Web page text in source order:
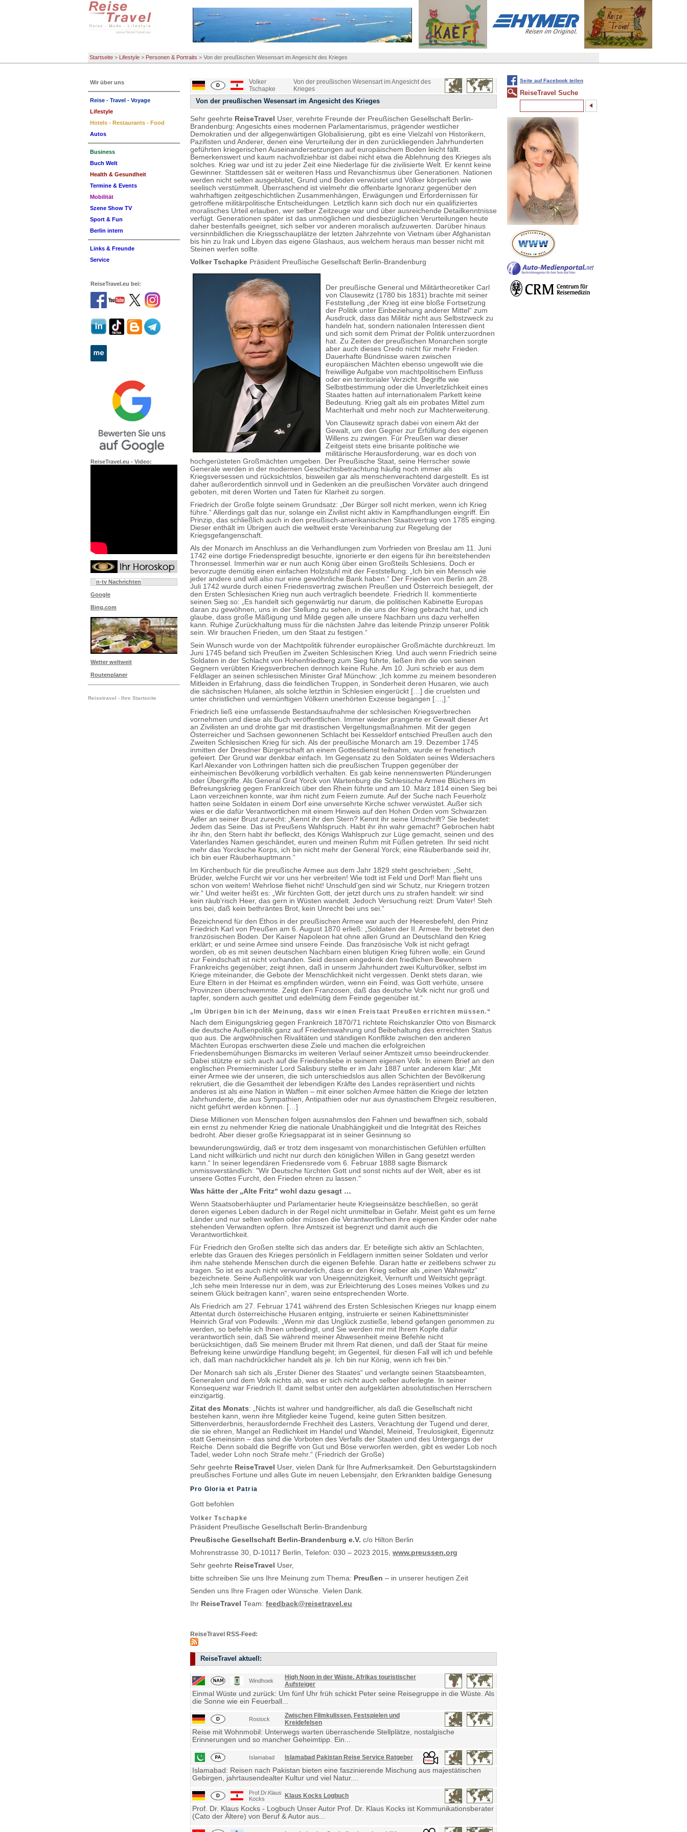
Startseite > Lifestyle > Personen & Portraits > Von der preußischen Wesensart im Angesicht des Krieges
Volker
Tschapke
Von der preußischen Wesensart im Angesicht des
Krieges
Von der preußischen Wesensart im Angesicht des Krieges
Sehr geehrte ReiseTravel User, verehrte Freunde der Preußischen Gesellschaft Berlin-
Brandenburg: Angesichts eines modernen Parlamentarismus, prägender westlicher
Demokratien und der allgegenwärtigen Globalisierung, gibt es eine Vielzahl von Historikern,
Pazifisten und Anderer, denen eine Verurteilung der in den zurückliegenden Jahrhunderten
geführten kriegerischen Auseinandersetzungen auf europäischem Boden leicht fällt.
Bemerkenswert und kaum nachvollziehbar ist dabei nicht etwa die Ablehnung des Krieges als
solches. Krieg war und ist zu jeder Zeit eine Niederlage für die zivilisierte Welt. Er kennt keine
Gewinner. Stattdessen sät er weiteren Hass und Revanchismus über Generationen. Nationen
werden nicht selten ausgeblutet, Grund und Boden verwüstet und Völker körperlich wie
seelisch verstümmelt. Überraschend ist vielmehr die offenbarte Ignoranz gegenüber den
wahrhaftigen zeitgeschichtlichen Zusammenhängen, Erwägungen und Erfordernissen für
getroffene militärpolitische Entscheidungen. Letztlich kann sich doch nur ein qualifiziertes
moralisches Urteil erlauben, wer selber Zeitzeuge war und über ausreichende Detailkenntnisse
verfügt. Generationen später ist das unmöglichen und diesbezüglichen Verurteilungen heute
daher bestenfalls geeignet, sich selber vor anderen moralisch aufzuwerten. Darüber hinaus
versinnbildlichen die Kriegsschauplätze der letzten Jahrzehnte von Vietnam über Afghanistan
bis hin zu Irak und Libyen das eigene Glashaus, aus welchem heraus man besser nicht mit
Steinen werfen sollte.
Volker Tschapke Präsident Preußische Gesellschaft Berlin-Brandenburg
Der preußische General und Militärtheoretiker Carl
von Clausewitz (1780 bis 1831) brachte mit seiner
Feststellung „der Krieg ist eine bloße Fortsetzung
der Politik unter Einbeziehung anderer Mittel“ zum
Ausdruck, dass das Militär nicht aus Selbstzweck zu
handeln hat, sondern nationalen Interessen dient
und sich somit dem Primat der Politik unterzuordnen
hat. Zu Zeiten der preußischen Monarchen sorgte
aber auch dieses Credo nicht für mehr Frieden.
Dauerhafte Bündnisse waren zwischen
europäischen Mächten ebenso ungewollt wie die
freiwillige Aufgabe von machtpolitischem Einfluss
oder ein territorialer Verzicht. Begriffe wie
Selbstbestimmung oder die Unverletzlichkeit eines
Staates hatten auf internationalem Parkett keine
Bedeutung. Krieg galt als ein probates Mittel zum
Machterhalt und mehr noch zur Machterweiterung.
Von Clausewitz sprach dabei von einem Akt der
Gewalt, um den Gegner zur Erfüllung des eigenen
Willens zu zwingen. Für Preußen war dieser
Zeitgeist stets eine brisante politische wie
militärische Herausforderung, war es doch von
hochgerüsteten Großmächten umgeben. Der Preußische Staat, seine Herrscher sowie
Generale werden in der modernen Geschichtsbetrachtung häufig noch immer als
Kriegsversessen und rücksichtslos, bisweilen gar als menschenverachtend dargestellt. Es ist
daher außerordentlich sinnvoll und in Gedenken an die preußischen Vorväter auch dringend
geboten, mit deren Worten und Taten für Klarheit zu sorgen.
Friedrich der Große folgte seinem Grundsatz: „Der Bürger soll nicht merken, wenn ich Krieg
führe.“ Allerdings galt das nur, solange ein Zivilist nicht aktiv in Kampfhandlungen eingriff. Ein
Prinzip, das schließlich auch in den preußisch-amerikanischen Staatsvertrag von 1785 einging.
Dieser enthält im Übrigen auch die weltweit erste Vereinbarung zur Regelung der
Kriegsgefangenschaft.
Als der Monarch im Anschluss an die Verhandlungen zum Vorfrieden von Breslau am 11. Juni
1742 eine dortige Friedenspredigt besuchte, ignorierte er den eigens für ihn bereitstehenden
Thronsessel. Immerhin war er nun auch König über einen Großteils Schlesiens. Doch er
bevorzugte demütig einen einfachen Holzstuhl mit der Feststellung: „Ich bin ein Mensch wie
jeder andere und will also nur eine gewöhnliche Bank haben.“ Der Frieden von Berlin am 28.
Juli 1742 wurde durch einen Friedensvertrag zwischen Preußen und Österreich besiegelt, der
den Ersten Schlesischen Krieg nun auch vertraglich beendete. Friedrich II. kommentierte
seinen Sieg so: „Es handelt sich gegenwärtig nur darum, die politischen Kabinette Europas
daran zu gewöhnen, uns in der Stellung zu sehen, in die uns der Krieg gebracht hat, und ich
glaube, dass große Mäßigung und Milde gegen alle unsere Nachbarn uns dazu verhelfen
kann. Ruhige Zurückhaltung muss für die nächsten Jahre das leitende Prinzip unserer Politik
sein. Wir brauchen Frieden, um den Staat zu festigen.“
Sein Wunsch wurde von der Machtpolitik führender europäischer Großmächte durchkreuzt. Im
Juni 1745 befand sich Preußen im Zweiten Schlesischen Krieg. Und auch wenn Friedrich seine
Soldaten in der Schlacht von Hohenfriedberg zum Sieg führte, ließen ihm die von seinen
Gegnern verübten Kriegsverbrechen dennoch keine Ruhe. Am 10. Juni schrieb er aus dem
Feldlager an seinen schlesischen Minister Graf Münchow: „Ich komme zu meinem besonderen
Mitleiden in Erfahrung, dass die feindlichen Truppen, in Sonderheit deren Husaren, wie auch
die sächsischen Hulanen, als solche letzthin in Schlesien eingerückt […] die cruelsten und
unter christlichen und vernünftigen Völkern unerhörten Exzesse begangen […,].“
Friedrich ließ eine umfassende Bestandsaufnahme der schlesischen Kriegsverbrechen
vornehmen und diese als Buch veröffentlichen. Immer wieder prangerte er Gewalt dieser Art
an Zivilisten an und drohte gar mit drastischen Vergeltungsmaßnahmen. Mit der gegen
Österreicher und Sachsen gewonnenen Schlacht bei Kesseldorf entschied Preußen auch den
Zweiten Schlesischen Krieg für sich. Als der preußische Monarch am 19. Dezember 1745
inmitten der Dresdner Bürgerschaft an einem Gottesdienst teilnahm, wurde er frenetisch
gefeiert. Der Grund war denkbar einfach. Im Gegensatz zu den Soldaten seines Widersachers
Karl Alexander von Lothringen hatten sich die preußischen Truppen gegenüber der
einheimischen Bevölkerung vorbildlich verhalten. Es gab keine nennenswerten Plünderungen
oder Übergriffe. Als General Graf Yorck von Wartenburg die Schlesische Armee Blüchers im
Befreiungskrieg gegen Frankreich über den Rhein führte und am 10. März 1814 einen Sieg bei
Laon verzeichnen konnte, war ihm nicht zum Feiern zumute. Auf der Suche nach Feuerholz
hatten seine Soldaten in einem Dorf eine unversehrte Kirche schwer verwüstet. Außer sich
wies er die dafür Verantwortlichen mit einem Hinweis auf den Hohen Orden vom Schwarzen
Adler an seiner Brust zurecht: „Kennt ihr den Stern? Kennt ihr seine Umschrift? Sie bedeutet:
Jedem das Seine. Das ist Preußens Wahlspruch. Habt ihr ihn wahr gemacht? Gebrochen habt
ihr ihn, den Stern habt ihr befleckt, des Königs Wahlspruch zur Lüge gemacht, seinen und des
Vaterlandes Namen geschändet, euren und meinen Ruhm mit Füßen getreten. Ihr seid nicht
mehr das Yorcksche Korps, ich bin nicht mehr der General Yorck; eine Räuberbande seid ihr,
ich bin euer Räuberhauptmann.“
Im Kirchenbuch für die preußische Armee aus dem Jahr 1829 steht geschrieben: „Seht,
Brüder, welche Furcht wir vor uns her verbreiten! Wie todt ist Feld und Dorf! Man flieht uns
schon von weitem! Wehrlose fliehet nicht! Unschuld'gen sind wir Schutz, nur Kriegern trotzen
wir.“ Und weiter heißt es: „Wir fürchten Gott, der jetzt durch uns zu strafen handelt: wir sind
kein räub'risch Heer, das gern in Wüsten wandelt. Jedoch Versuchung reizt: Drum Vater! Steh
uns bei, daß kein bethräntes Brot, kein Unrecht bei uns sei.“
Bezeichnend für den Ethos in der preußischen Armee war auch der Heeresbefehl, den Prinz
Friedrich Karl von Preußen am 6. August 1870 erließ: „Soldaten der II. Armee. Ihr betretet den
französischen Boden. Der Kaiser Napoleon hat ohne allen Grund an Deutschland den Krieg
erklärt; er und seine Armee sind unsere Feinde. Das französische Volk ist nicht gefragt
worden, ob es mit seinen deutschen Nachbarn einen blutigen Krieg führen wolle; ein Grund
zur Feindschaft ist nicht vorhanden. Seid dessen eingedenk den friedlichen Bewohnern
Frankreichs gegenüber; zeigt ihnen, daß in unserm Jahrhundert zwei Kulturvölker, selbst im
Kriege miteinander, die Gebote der Menschlichkeit nicht vergessen. Denkt stets daran, wie
Eure Eltern in der Heimat es empfinden würden, wenn ein Feind, was Gott verhüte, unsere
Provinzen überschwemmte. Zeigt den Franzosen, daß das deutsche Volk nicht nur groß und
tapfer, sondern auch gesittet und edelmütig dem Feinde gegenüber ist.“
„Im Übrigen bin ich der Meinung, dass wir einen Freistaat Preußen errichten müssen.“
Nach dem Einigungskrieg gegen Frankreich 1870/71 richtete Reichskanzler Otto von Bismarck
die deutsche Außenpolitik ganz auf Friedenswahrung und Beibehaltung des erreichten Status
quo aus. Die argwöhnischen Rivalitäten und ständigen Konflikte zwischen den anderen
Mächten Europas erschwerten diese Ziele und machen die erfolgreichen
Friedensbemühungen Bismarcks im weiteren Verlauf seiner Amtszeit umso beeindruckender.
Dabei stützte er sich auch auf die Friedensliebe in seinem eigenen Volk. In einem Brief an den
englischen Premierminister Lord Salisbury stellte er im Jahr 1887 unter anderem klar: „Mit
einer Armee wie der unseren, die sich unterschiedslos aus allen Schichten der Bevölkerung
rekrutiert, die die Gesamtheit der lebendigen Kräfte des Landes repräsentiert und nichts
anderes ist als eine Nation in Waffen – mit einer solchen Armee hätten die Kriege der letzten
Jahrhunderte, die aus Sympathien, Antipathien oder nur aus dynastischem Ehrgeiz resultieren,
nicht geführt werden können. […]
Diese Millionen von Menschen folgen ausnahmslos den Fahnen und bewaffnen sich, sobald
ein ernst zu nehmender Krieg die nationale Unabhängigkeit und die Integrität des Reiches
bedroht. Aber dieser große Kriegsapparat ist in seiner Gesinnung so
bewunderungswürdig, daß er trotz dem insgesamt von monarchistischen Gefühlen erfüllten
Land nicht willkürlich und nicht nur durch den königlichen Willen in Gang gesetzt werden
kann.“ In seiner legendären Friedensrede vom 6. Februar 1888 sagte Bismarck
unmissverständlich: "Wir Deutsche fürchten Gott und sonst nichts auf der Welt, aber es ist
unsere Gottes Furcht, den Frieden ehren zu lassen."
Was hätte der „Alte Fritz“ wohl dazu gesagt …
Wenn Staatsoberhäupter und Parlamentarier heute Kriegseinsätze beschließen, so gerät
deren eigenes Leben dadurch in der Regel nicht unmittelbar in Gefahr. Meist geht es um ferne
Länder und nur selten wollen oder müssen die Verantwortlichen ihre eigenen Kinder oder nahe
stehenden Verwandten opfern. Ihre Amtszeit ist begrenzt und damit auch die
Verantwortlichkeit.
Für Friedrich den Großen stellte sich das anders dar. Er beteiligte sich aktiv an Schlachten,
erlebte das Grauen des Krieges persönlich in Feldlagern inmitten seiner Soldaten und verlor
ihm nahe stehende Menschen durch die eigenen Befehle. Daran hatte er zeitlebens schwer zu
tragen. So ist es auch nicht verwunderlich, dass er den Krieg selber als „einen Wahnwitz“
bezeichnete. Seine Außenpolitik war von Uneigennützigkeit, Vernunft und Weitsicht geprägt.
„Ich sehe mein Interesse nur in dem, was zur Erleichterung des Loses meines Volkes und zu
seinem Glück beitragen kann“, waren seine entsprechenden Worte.
Als Friedrich am 27. Februar 1741 während des Ersten Schlesischen Krieges nur knapp einem
Attentat durch österreichische Husaren entging, instruierte er seinen Kabinettsminister
Heinrich Graf von Podewils: „Wenn mir das Unglück zustieße, lebend gefangen genommen zu
werden, so befehle ich Ihnen unbedingt, und Sie werden mir mit Ihrem Kopfe dafür
verantwortlich sein, daß Sie während meiner Abwesenheit meine Befehle nicht
berücksichtigen, daß Sie meinem Bruder mit Ihrem Rat dienen, und daß der Staat für meine
Befreiung keine unwürdige Handlung begeht; im Gegenteil, für diesen Fall will ich und befehle
ich, daß man nachdrücklicher handelt als je. Ich bin nur König, wenn ich frei bin.“
Der Monarch sah sich als „Erster Diener des Staates“ und verlangte seinen Staatsbeamten,
Generalen und dem Volk nichts ab, was er sich nicht auch selber auferlegte. In seiner
Konsequenz war Friedrich II. damit selbst unter den aufgeklärten absolutistischen Herrschern
einzigartig.
Zitat des Monats: „Nichts ist wahrer und handgreiflicher, als daß die Gesellschaft nicht
bestehen kann, wenn ihre Mitglieder keine Tugend, keine guten Sitten besitzen.
Sittenverderbnis, herausfordernde Frechheit des Lasters, Verachtung der Tugend und derer,
die sie ehren, Mangel an Redlichkeit im Handel und Wandel, Meineid, Treulosigkeit, Eigennutz
statt Gemeinsinn – das sind die Vorboten des Verfalls der Staaten und des Untergangs der
Reiche. Denn sobald die Begriffe von Gut und Böse verworfen werden, gibt es weder Lob noch
Tadel, weder Lohn noch Strafe mehr.“ (Friedrich der Große)
Sehr geehrte ReiseTravel User, vielen Dank für Ihre Aufmerksamkeit. Den Geburtstagskindern
preußisches Fortune und alles Gute im neuen Lebensjahr, den Erkrankten baldige Genesung
Pro Gloria et Patria
Gott befohlen
Volker Tschapke
Präsident Preußische Gesellschaft Berlin-Brandenburg
Preußische Gesellschaft Berlin-Brandenburg e.V. c/o Hilton Berlin
Mohrenstrasse 30, D-10117 Berlin, Telefon: 030 – 2023 2015, www.preussen.org
Sehr geehrte ReiseTravel User,
bitte schreiben Sie uns Ihre Meinung zum Thema: Preußen – in unserer heutigen Zeit
Senden uns Ihre Fragen oder Wünsche. Vielen Dank.
Ihr ReiseTravel Team: feedback@reisetravel.eu
ReiseTravel RSS-Feed:
ReiseTravel aktuell:
Windhoek
High Noon in der Wüste. Afrikas touristischer
Aufsteiger
Einmal Wüste und zurück: Um fünf Uhr früh schickt Peter seine Reisegruppe in die Wüste. Als
die Sonne wie ein Feuerball...
Rostock
Zwischen Filmkulissen, Festspielen und
Kreidefelsen
Reise mit Wohnmobil: Unterwegs warten überraschende Stellplätze, nostalgische
Erinnerungen und so mancher Geheimtipp. Ein...
Islamabad Islamabad Pakistan Reise Service Ratgeber
Islamabad: Reisen nach Pakistan bieten eine faszinierende Mischung aus majestätischen
Gebirgen, jahrtausendealter Kultur und viel Natur....
Prof.Dr.Klaus
Kocks
Klaus Kocks Logbuch
Prof. Dr. Klaus Kocks - Logbuch Unser Autor Prof. Dr. Klaus Kocks ist Kommunikationsberater
(Cato der Ältere) von Beruf & Autor aus...
Wir über uns
Reise - Travel - Voyage
Lifestyle
Hotels - Restaurants - Food
Autos
Business
Buch Welt
Health & Gesundheit
Termine & Events
Mobilität
Szene Show TV
Sport & Fun
Berlin intern
Links & Freunde
Service
ReiseTravel.eu bei:
ReiseTravel.eu - Video:
n-tv Nachrichten
Google
Bing.com
Wetter weltweit
Routenplaner
Reisetravel - Ihre Startseite
Seite auf Facebook teilen
ReiseTravel Suche